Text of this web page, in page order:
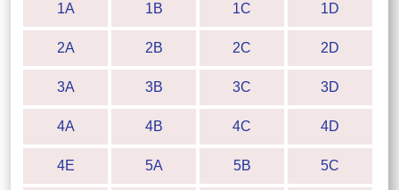
1A 1B 1C 1D
2A 2B 2C 2D
3A 3B 3C 3D
4A 4B 4C 4D
4E 5A 5B 5C